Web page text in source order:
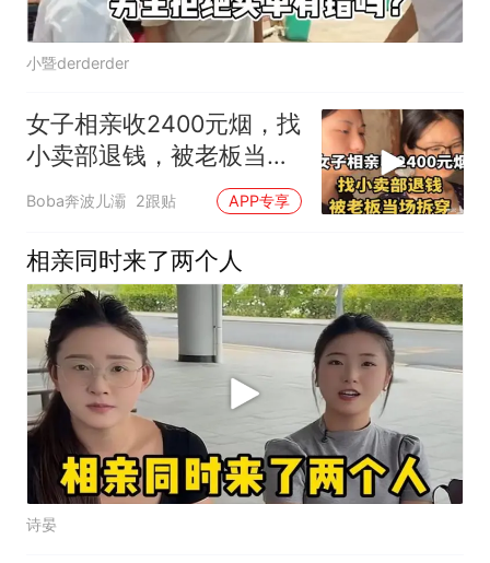
小暨derderder
女子相亲收2400元烟，找
小卖部退钱，被老板当场
拆穿！
Boba奔波儿灞 2跟贴 APP专享
相亲同时来了两个人
诗晏